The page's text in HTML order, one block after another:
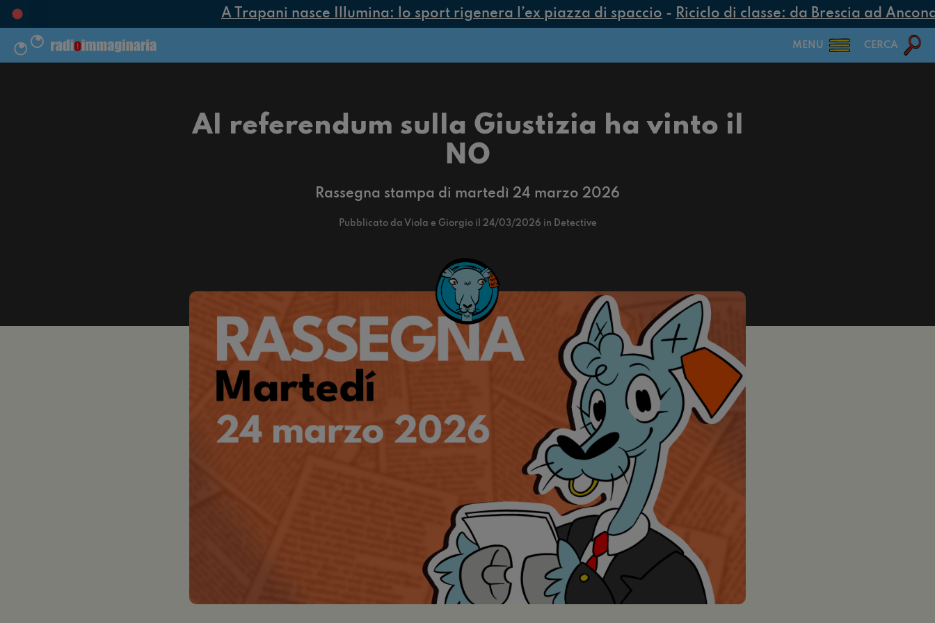
A Trapani nasce Illumina: lo sport rigenera l’ex piazza di spaccio-Riciclo di classe: da Brescia ad Ancona,
MENU CERCA
Al referendum sulla Giustizia ha vinto il
NO
Rassegna stampa di martedì 24 marzo 2026
Pubblicato da Viola e Giorgio il 24/03/2026 in Detective